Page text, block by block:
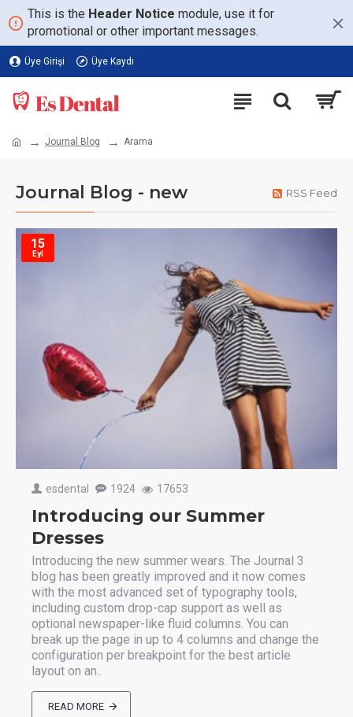
This is the Header Notice module, use it for
promotional or other important messages.
Üye Girişi Üye Kaydı
Journal Blog Arama
Journal Blog - new RSS Feed
15
Eyl
esdental 1924 17653
Introducing our Summer
Dresses
Introducing the new summer wears. The Journal 3
blog has been greatly improved and it now comes
with the most advanced set of typography tools,
including custom drop-cap support as well as
optional newspaper-like fluid columns. You can
break up the page in up to 4 columns and change the
configuration per breakpoint for the best article
layout on an..
READ MORE